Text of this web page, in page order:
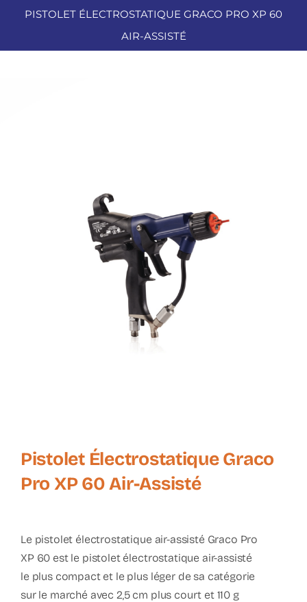
PISTOLET ÉLECTROSTATIQUE GRACO PRO XP 60
AIR-ASSISTÉ
Pistolet Électrostatique Graco
Pro XP 60 Air-Assisté
Le pistolet électrostatique air-assisté Graco Pro
XP 60 est le pistolet électrostatique air-assisté
le plus compact et le plus léger de sa catégorie
sur le marché avec 2,5 cm plus court et 110 g